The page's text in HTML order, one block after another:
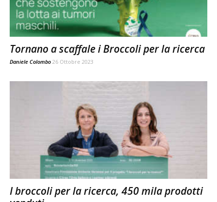
Tornano a scaffale i Broccoli per la ricerca
Daniele Colombo 26 Ottobre 2023
I broccoli per la ricerca, 450 mila prodotti